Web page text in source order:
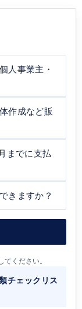
人事業主・
作成など販
までに支払
きますか？
ください。
チェックリス